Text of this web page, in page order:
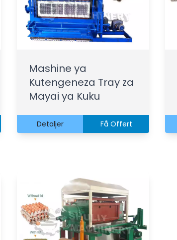
Mashine ya
Kutengeneza Tray za
Mayai ya Kuku
Detaljer Få Offert